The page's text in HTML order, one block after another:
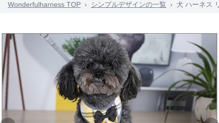
Wonderfulharness TOP › シンプルデザインの一覧 › 犬 ハーネス